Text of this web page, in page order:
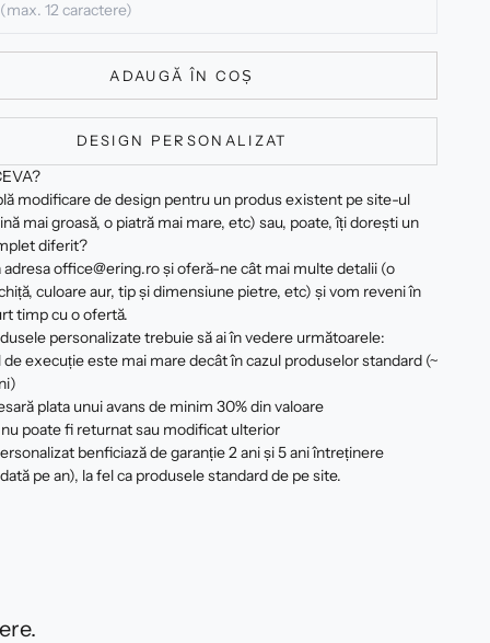
ADAUGĂ ÎN COȘ
DESIGN PERSONALIZAT
modificare de design pentru un produs existent pe site-ul
mai groasă, o piatră mai mare, etc) sau, poate, îți dorești un
diferit?
office@ering.ro și oferă-ne cât mai multe detalii (o
culoare aur, tip și dimensiune pietre, etc) și vom reveni în
timp cu o ofertă.
personalizate trebuie să ai în vedere următoarele:
execuție este mai mare decât în cazul produselor standard (~
plata unui avans de minim 30% din valoare
poate fi returnat sau modificat ulterior
benficiază de garanție 2 ani și 5 ani întreținere
pe an), la fel ca produsele standard de pe site.